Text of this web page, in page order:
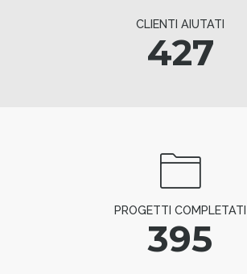
CLIENTI AIUTATI
427
PROGETTI COMPLETATI
395